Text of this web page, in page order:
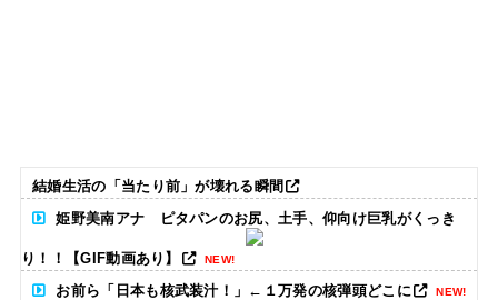
結婚生活の「当たり前」が壊れる瞬間
姫野美南アナ ピタパンのお尻、土手、仰向け巨乳がくっき
り！！【GIF動画あり】 NEW!
お前ら「日本も核武装汁！」←１万発の核弾頭どこに NEW!